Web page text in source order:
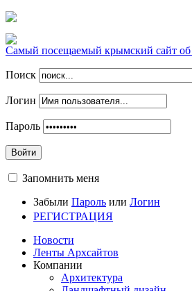
Самый посещаемый крымский сайт об
Поиск
Логин
Пароль
Войти
Запомнить меня
Забыли Пароль или Логин
РЕГИСТРАЦИЯ
Новости
Ленты Архсайтов
Компании
Архитектура